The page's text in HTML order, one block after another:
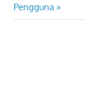
Pengguna